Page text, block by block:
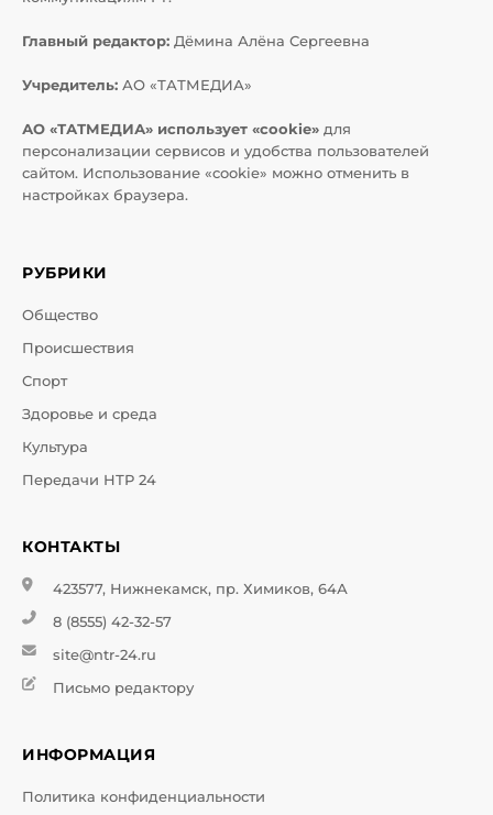
Главный редактор: Дёмина Алёна Сергеевна
Учредитель: АО «ТАТМЕДИА»
АО «ТАТМЕДИА» использует «cookie» для
персонализации сервисов и удобства пользователей
сайтом. Использование «cookie» можно отменить в
настройках браузера.
РУБРИКИ
Общество
Происшествия
Спорт
Здоровье и среда
Культура
Передачи НТР 24
КОНТАКТЫ
423577, Нижнекамск, пр. Химиков, 64А
8 (8555) 42-32-57
site@ntr-24.ru
Письмо редактору
ИНФОРМАЦИЯ
Политика конфиденциальности